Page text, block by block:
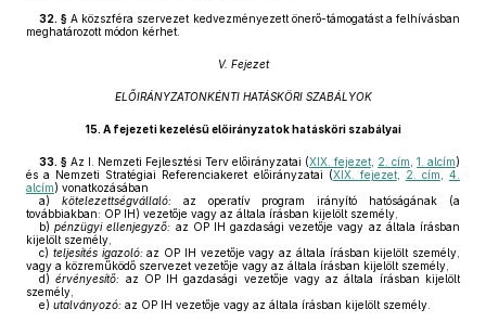
32. § A közszféra szervezet kedvezményezett önerő-támogatást a felhívásban
meghatározott módon kérhet.
V. Fejezet
ELŐIRÁNYZATONKÉNTI HATÁSKÖRI SZABÁLYOK
15. A fejezeti kezelésű előirányzatok hatásköri szabályai
33. § Az I. Nemzeti Fejlesztési Terv előirányzatai (XIX. fejezet 2. cím 1. alcím)
és a Nemzeti Stratégiai Referenciakeret előirányzatai (XIX. fejezet, 2. cím ,4.
alcím) vonatkozásában
a)
kötelezettségvállaló:az operatív program irányító hatóságának (a
továbbiakban: OP IH) vezetője vagy az általa írásban kijelölt személy,
b) pénzügyi ellenjegyző: az OP IH gazdasági vezetője vagy az általa írásban
kijelölt személy,
c) teljesítés igazoló:az OP IH vezetője vagy az általa írásban kijelölt személy,
vagy a közreműködő szervezet vezetője vagy az általa írásban kijelölt személy,
d) érvényesítő: az OP IH gazdasági vezetője vagy az általa írásban kijelölt
személy,
e) utalványozó: az OP IH vezetője vagy az általa írásban kijelölt személy.